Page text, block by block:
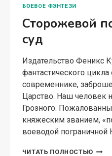
БОЕВОЕ ФЭНТЕЗИ
Сторожевой
суд
Издательство Феникс
фантастического
современнике,
Царство. Наш человек
Грозного.
княжеским званием,
воеводой
ЧИТАТЬ ПОЛНОСТЬЮ